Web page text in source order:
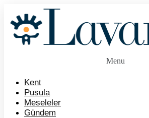
Menu
Kent
Pusula
Meseleler
Gündem